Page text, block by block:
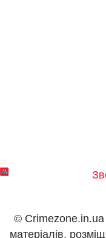
© Crimezone.in.ua
матеріалів,